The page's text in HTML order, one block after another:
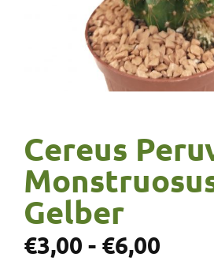
Cereus
Gelber
€3,00 - €6,00